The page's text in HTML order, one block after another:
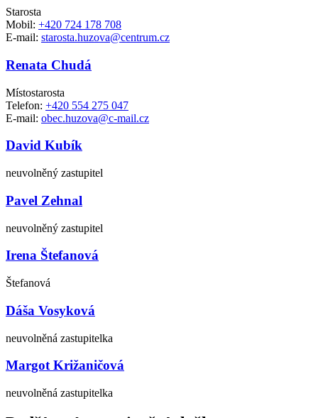
Starosta
Mobil: +420 724 178 708
E-mail: starosta.huzova@centrum.cz
Renata Chudá
Místostarosta
Telefon: +420 554 275 047
E-mail: obec.huzova@c-mail.cz
David Kubík
neuvolněný zastupitel
Pavel Zehnal
neuvolněný zastupitel
Irena Štefanová
Štefanová
Dáša Vosyková
neuvolněná zastupitelka
Margot Križaničová
neuvolněná zastupitelka